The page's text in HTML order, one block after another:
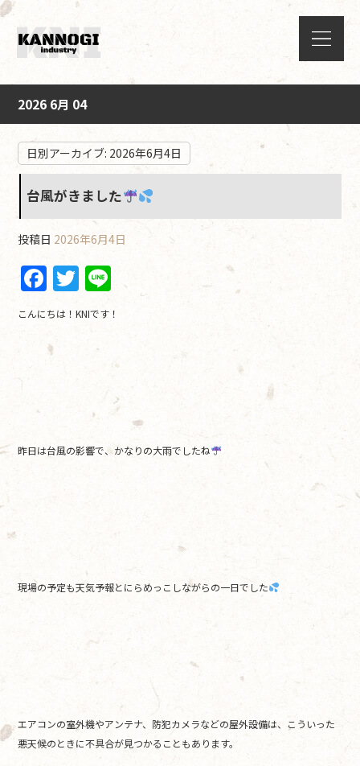
2026 6月 04
日別アーカイブ: 2026年6月4日
台風がきました
投稿日 2026年6月4日
F
a
c
e
k
T
w
itt
er
Li
n
e
こんにちは！KNIです！
昨日は台風の影響で、かなりの大雨でしたね
現場の予定も天気予報とにらめっこしながらの一日でした
エアコンの室外機やアンテナ、防犯カメラなどの屋外設備は、こういった
悪天候のときに不具合が見つかることもあります。